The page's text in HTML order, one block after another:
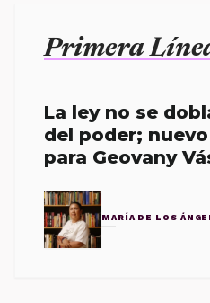
Primera
La ley no se
del poder;
para Geovany
MARÍA DE LOS